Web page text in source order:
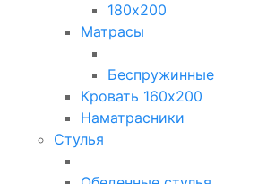
180х200
Матрасы
Беспружинные
Кровать 160х200
Наматрасники
Стулья